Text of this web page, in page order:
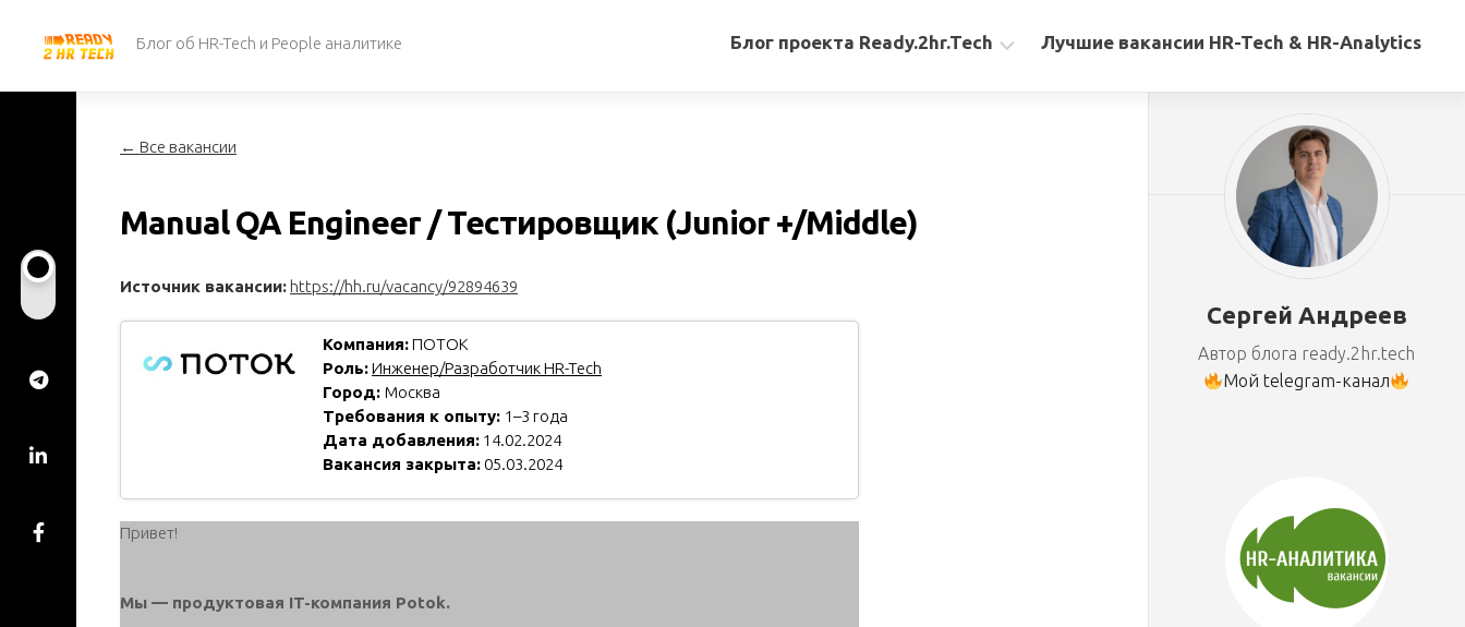
содержанию
Блог об HR-Tech и People аналитике Блог проекта Ready.2hr.Tech
Авторские
Лучшие вакансии HR-Tech & HR-Analytics
← Все вакансии
Manual QA Engineer / Тестировщик (Junior +/Middle)
Источник вакансии: https://hh.ru/vacancy/92894639
Компания:ПОТОК
Роль:Инженер/Разработчик HR-Tech
Город: Москва
Требования к опыту: 1–3 года
Дата добавления: 14.02.2024
Вакансия закрыта: 05.03.2024
Привет!
Мы — продуктовая IT-компания Potok.
Сергей Андреев
Автор блога ready.2hr.tech
Мой telegram-канал